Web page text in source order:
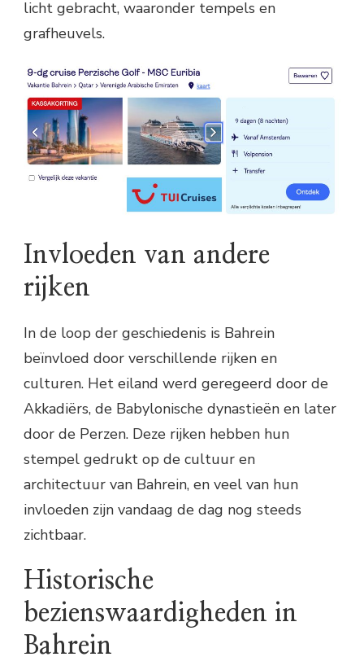
licht gebracht, waaronder tempels en
grafheuvels.
Invloeden van andere
rijken
In de loop der geschiedenis is Bahrein
beïnvloed door verschillende rijken en
culturen. Het eiland werd geregeerd door de
Akkadiërs, de Babylonische dynastieën en later
door de Perzen. Deze rijken hebben hun
stempel gedrukt op de cultuur en
architectuur van Bahrein, en veel van hun
invloeden zijn vandaag de dag nog steeds
zichtbaar.
Historische
bezienswaardigheden in
Bahrein